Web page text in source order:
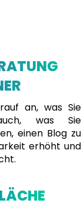
an, was Sie
was Sie
einen Blog zu
erhöht und